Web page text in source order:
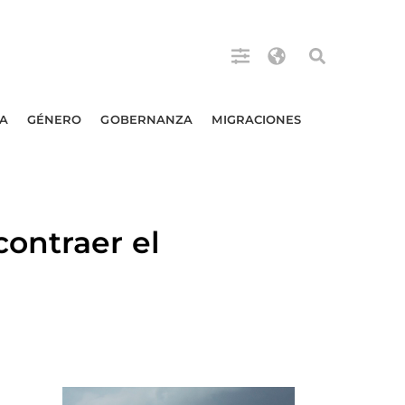
GÉNERO GOBERNANZA MIGRACIONES
el